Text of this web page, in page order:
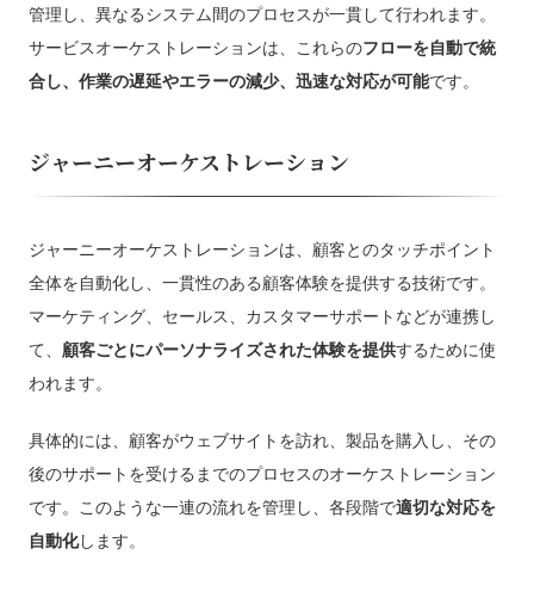
管理し、異なるシステム間のプロセスが一貫して行われます。
サービスオーケストレーションは、これらのフローを自動で統
合し、作業の遅延やエラーの減少、迅速な対応が可能です。
ジャーニーオーケストレーション
ジャーニーオーケストレーションは、顧客とのタッチポイント
全体を自動化し、一貫性のある顧客体験を提供する技術です。
マーケティング、セールス、カスタマーサポートなどが連携し
て、 顧客ごとにパーソナライズされた体験を提供するために使
われます。
具体的には、顧客がウェブサイトを訪れ、製品を購入し、その
後のサポートを受けるまでのプロセスのオーケストレーション
です。このような一連の流れを管理し、各段階で適切な対応を
自動化します。